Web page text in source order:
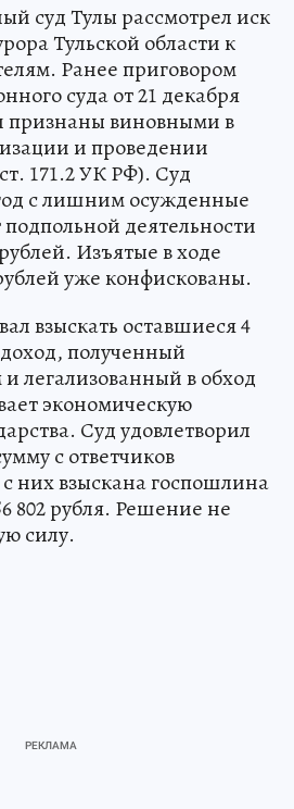
суд Тулы рассмотрел иск
Тульской области к
Ранее приговором
суда от 21 декабря
признаны виновными в
и проведении
171.2 УК РФ). Суд
с лишним осужденные
деятельности
Изъятые в ходе
уже конфискованы.
взыскать оставшиеся 4
доход, полученный
легализованный в обход
экономическую
Суд удовлетворил
с ответчиков
них взыскана госпошлина
802 рубля. Решение не
силу.